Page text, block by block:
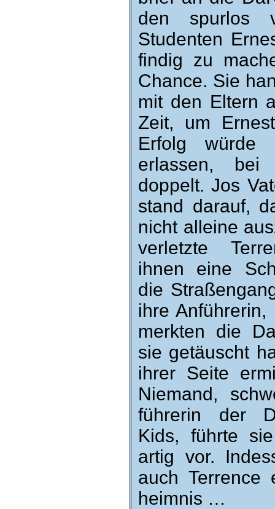
den spurlos
Studenten
findig zu
Chance. Sie
mit den Eltern
Zeit, um
Erfolg würde
erlassen,
doppelt. Jos
stand da­rauf,
nicht al­leine
verletzte
ihnen eine
die
ihre
merkten die
sie ge­täuscht
ihrer Seite
Nie­mand,
führerin der
Kids, führte
artig vor.
auch
heimnis …